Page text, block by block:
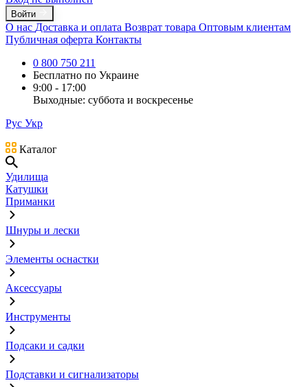
Войти
О нас Доставка и оплата Возврат товара Оптовым клиентам
Публичная оферта Контакты
0 800 750 211
Бесплатно по Украине
9:00 - 17:00
Выходные: суббота и воскресенье
Рус Укр
Каталог
Удилища
Катушки
Приманки
Шнуры и лески
Элементы оснастки
Аксессуары
Инструменты
Подсаки и садки
Подставки и сигнализаторы